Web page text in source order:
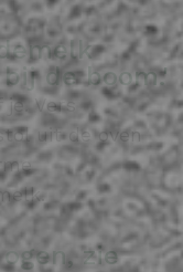
de boom.'
Vers
uit de oven
zie